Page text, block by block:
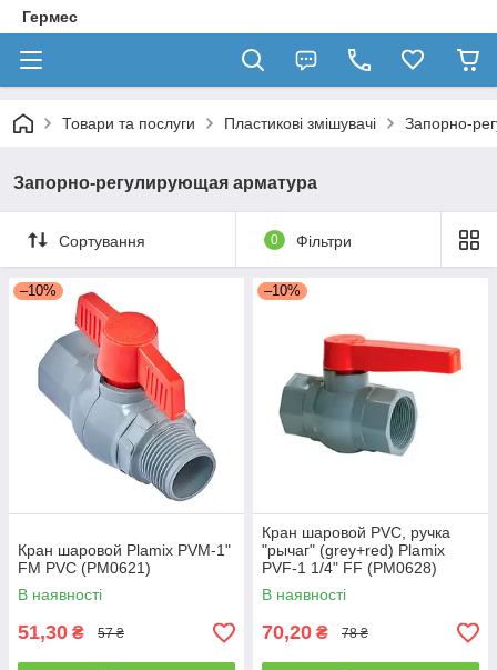
Гермес
Товари та послуги Пластикові змішувачі Запорно-
Запорно-регулирующая арматура
Сортування 0 Фільтри
–10%
Кран шаровой Plamix PVM-1"
FM PVC (PM0621)
В наявності
51,30 ₴ 57 ₴
–10%
Кран шаровой PVC, ручка
"рычаг" (grey+red) Plamix
PVF-1 1/4" FF (PM0628)
В наявності
70,20 ₴ 78 ₴